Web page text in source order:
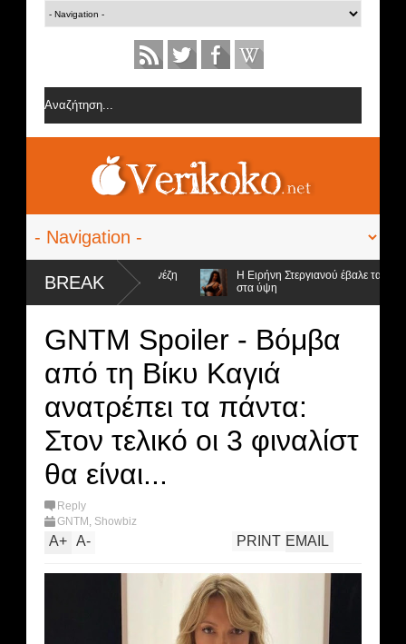
BREAK
ομάδα της Σοφίας Δανέζη
Η Ειρήνη Στεργιανού έβαλε τα... μαύρα
στα ύψη
GNTM Spoiler - Βόμβα
από τη Βίκυ Καγιά
ανατρέπει τα πάντα:
Στον τελικό οι 3 φιναλίστ
θα είναι...
Reply
GNTM , Showbiz
A+ A- EMAIL
PRINT